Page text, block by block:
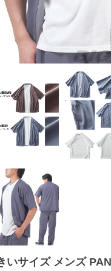
いサイズ メンズ